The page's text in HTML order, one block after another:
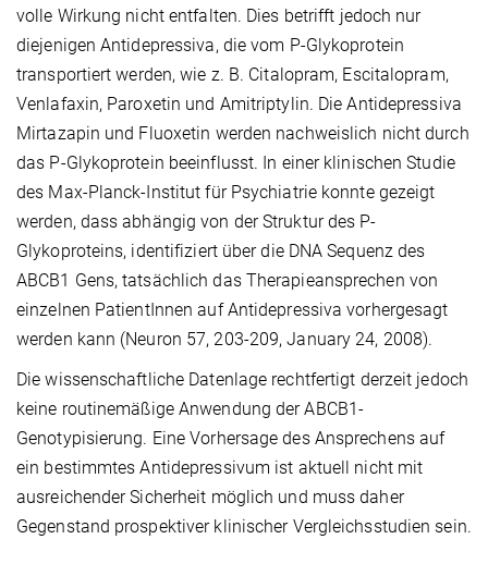
volle Wirkung nicht entfalten. Dies betrifft jedoch nur
diejenigen Antidepressiva, die vom P-Glykoprotein
transportiert werden, wie z. B. Citalopram, Escitalopram,
Venlafaxin, Paroxetin und Amitriptylin. Die Antidepressiva
Mirtazapin und Fluoxetin werden nachweislich nicht durch
das P-Glykoprotein beeinflusst. In einer klinischen Studie
des Max-Planck-Institut für Psychiatrie konnte gezeigt
werden, dass abhängig von der Struktur des P-
Glykoproteins, identifiziert über die DNA Sequenz des
ABCB1 Gens, tatsächlich das Therapieansprechen von
einzelnen PatientInnen auf Antidepressiva vorhergesagt
werden kann (Neuron 57, 203-209, January 24, 2008).
Die wissenschaftliche Datenlage rechtfertigt derzeit jedoch
keine routinemäßige Anwendung der ABCB1-
Genotypisierung. Eine Vorhersage des Ansprechens auf
ein bestimmtes Antidepressivum ist aktuell nicht mit
ausreichender Sicherheit möglich und muss daher
Gegenstand prospektiver klinischer Vergleichsstudien sein.